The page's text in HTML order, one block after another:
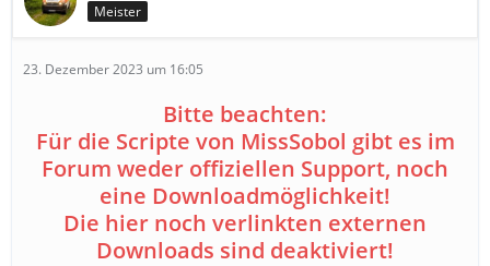
Meister
23. Dezember 2023 um 16:05
Bitte beachten:
Für die Scripte von MissSobol gibt es im
Forum weder offiziellen Support, noch
eine Downloadmöglichkeit!
Die hier noch verlinkten externen
Downloads sind deaktiviert!